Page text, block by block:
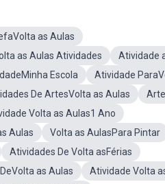
as Aulas
as Aulas Atividades
Atividade
Escola
Atividade
De ArtesVolta as Aulas
Volta as Aulas1 Ano
Aulas
Volta as AulasPara Pintar
Atividades De Volta asFérias
as Aulas
Atividade Volta